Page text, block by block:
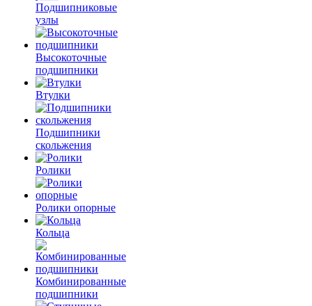
Подшипниковые
узлы
Высокоточные
подшипники
Втулки
Подшипники
скольжения
Ролики
Ролики опорные
Кольца
Комбинированные
подшипники